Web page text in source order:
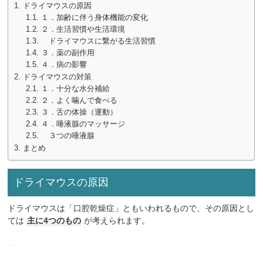
ドライマウスの原因
１．加齢に伴う身体機能の変化
２．生活習慣や生活環境
ドライマウスに繋がる生活習慣
３．薬の副作用
４．病の影響
ドライマウスの対策
１．十分な水分補給
２．よく噛んで食べる
３．舌の体操（運動）
４．唾液腺のマッサージ
３つの唾液腺
まとめ
ドライマウスの原因
ドライマウスは「口腔乾燥症」ともいわれるもので、その原因とし
ては 主に4つのもの が考えられます。